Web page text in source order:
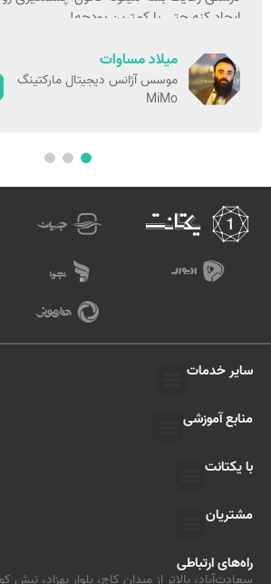
ایجاد کنه حتی با کمترین بودجه!
میلاد مساوات
موسس آژانس دیجیتال مارکتینگ
MiMo
سایر خدمات
منابع آموزشی
با یکتانت
مشتریان
راه‌های ارتباطی